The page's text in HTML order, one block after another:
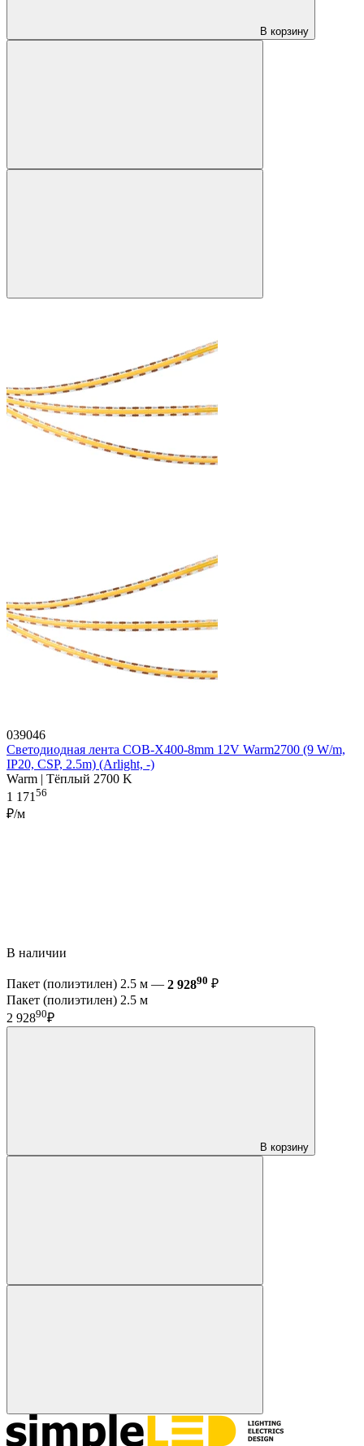
В корзину
039046
Светодиодная лента COB-X400-8mm 12V Warm2700 (9 W/m,
IP20, CSP, 2.5m) (Arlight, -)
Warm | Тёплый 2700 K
1 171 56
₽/м
В наличии
Пакет (полиэтилен) 2.5 м — 2 92890 ₽
Пакет (полиэтилен) 2.5 м
2 92890₽
В корзину